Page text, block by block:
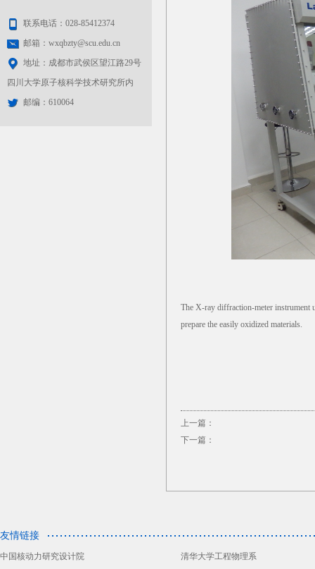
联系电话：028-85412374
邮箱：wxqbzty@scu.edu.cn
地址：成都市武侯区望江路29号
四川大学原子核科学技术研究所内
邮编：610064
The X-ray diffraction-meter instrument
prepare the easily oxidized materials.
上一篇：
下一篇：
友情链接
中国核动力研究设计院 清华大学工程物理系